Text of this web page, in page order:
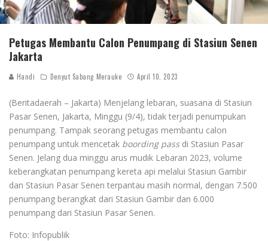
Petugas Membantu Calon Penumpang di Stasiun Senen
Jakarta
Handi Denyut Sabang Merauke April 10, 2023
(Beritadaerah – Jakarta) Menjelang lebaran, suasana di Stasiun
Pasar Senen, Jakarta, Minggu (9/4), tidak terjadi penumpukan
penumpang. Tampak seorang petugas membantu calon
penumpang untuk mencetak boording pass di Stasiun Pasar
Senen. Jelang dua minggu arus mudik Lebaran 2023, volume
keberangkatan penumpang kereta api melalui Stasiun Gambir
dan Stasiun Pasar Senen terpantau masih normal, dengan 7.500
penumpang berangkat dari Stasiun Gambir dan 6.000
penumpang dari Stasiun Pasar Senen.
Foto: Infopublik